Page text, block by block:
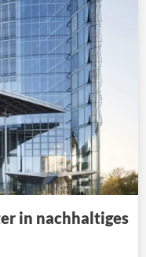
in nachhaltiges